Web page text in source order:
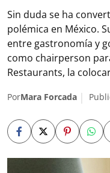
Sin duda se ha
polémica en México.
entre gastronomía y
como chairperson
Restaurants, la
PorMara Forcada